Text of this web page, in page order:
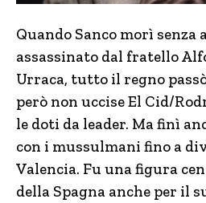
Quando Sanco morì senza
assassinato dal fratello
Urraca, tutto il regno
però non uccise El Cid/
le doti da leader. Ma finì
con i mussulmani fino a
Valencia. Fu una figura
della Spagna anche per il